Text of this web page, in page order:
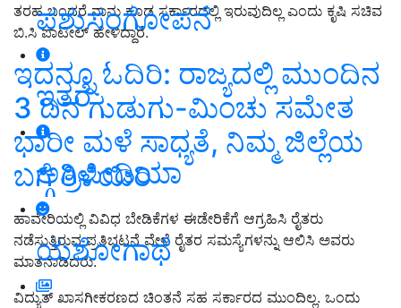
ಪಶುಸಂಗೋಪನೆ
ಇತರೆ
ಅಗ್ರಿಪೀಡಿಯಾ
ಯಶೋಗಾಥೆ
ತರಹ ಬಂದರೆ ನಾನು ಕೂಡ ಸರ್ಕಾರದಲ್ಲಿ ಇರುವುದಿಲ್ಲ ಎಂದು ಕೃಷಿ ಸಚಿವ
ಬಿ.ಸಿ ಪಾಟೀಲ್ ಹೇಳಿದ್ದಾರೆ.
ಇದನ್ನೂ ಓದಿರಿ: ರಾಜ್ಯದಲ್ಲಿ ಮುಂದಿನ
3 ದಿನ ಗುಡುಗು-ಮಿಂಚು ಸಮೇತ
ಭಾರೀ ಮಳೆ ಸಾಧ್ಯತೆ, ನಿಮ್ಮ ಜಿಲ್ಲೆಯ
ಬಗ್ಗೆ ತಿಳಿಯಿರಿ
ಹಾವೇರಿಯಲ್ಲಿ ವಿವಿಧ ಬೇಡಿಕೆಗಳ ಈಡೇರಿಕೆಗೆ ಆಗ್ರಹಿಸಿ ರೈತರು
ನಡೆಸುತ್ತಿರುವ ಪ್ರತಿಭಟನೆ ವೇಳೆ ರೈತರ ಸಮಸ್ಯೆಗಳನ್ನು ಆಲಿಸಿ ಅವರು
ಮಾತನಾಡಿದರು.
ವಿದ್ಯುತ್ ಖಾಸಗೀಕರಣದ ಚಿಂತನೆ ಸಹ ಸರ್ಕಾರದ ಮುಂದಿಲ್ಲ. ಒಂದು